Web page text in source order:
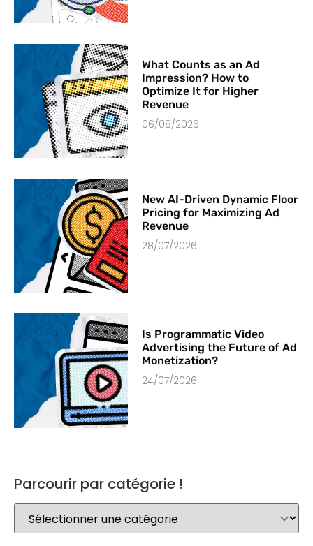
What Counts as an Ad
Impression? How to
Optimize It for Higher
Revenue
06/08/2026
New AI-Driven Dynamic Floor
Pricing for Maximizing Ad
Revenue
28/07/2026
Is Programmatic Video
Advertising the Future of Ad
Monetization?
24/07/2026
Parcourir par catégorie !